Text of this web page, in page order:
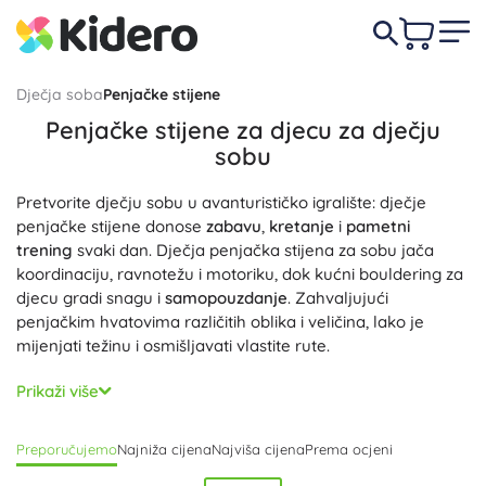
Dječja sobaPenjačke stijene
Penjačke stijene za djecu za dječju
sobu
Pretvorite dječju sobu u avanturističko igralište: dječje
penjačke stijene donose zabavu, kretanje i pametni
trening svaki dan. Dječja penjačka stijena za sobu jača
koordinaciju, ravnotežu i motoriku, dok kućni bouldering za
djecu gradi snagu i samopouzdanje. Zahvaljujući
penjačkim hvatovima različitih oblika i veličina, lako je
mijenjati težinu i osmišljavati vlastite rute.
Penjačke stijene za djecu su
prilagodljive
djeteta. Protuklizne površine, zaobljeni rubovi i mogućnost
čvrste ugradnje na zid pridonose sigurnom hvatu i
Prikaži više
PreporučujemoNajniža cijenaNajviša cijenaPrema ocjeni